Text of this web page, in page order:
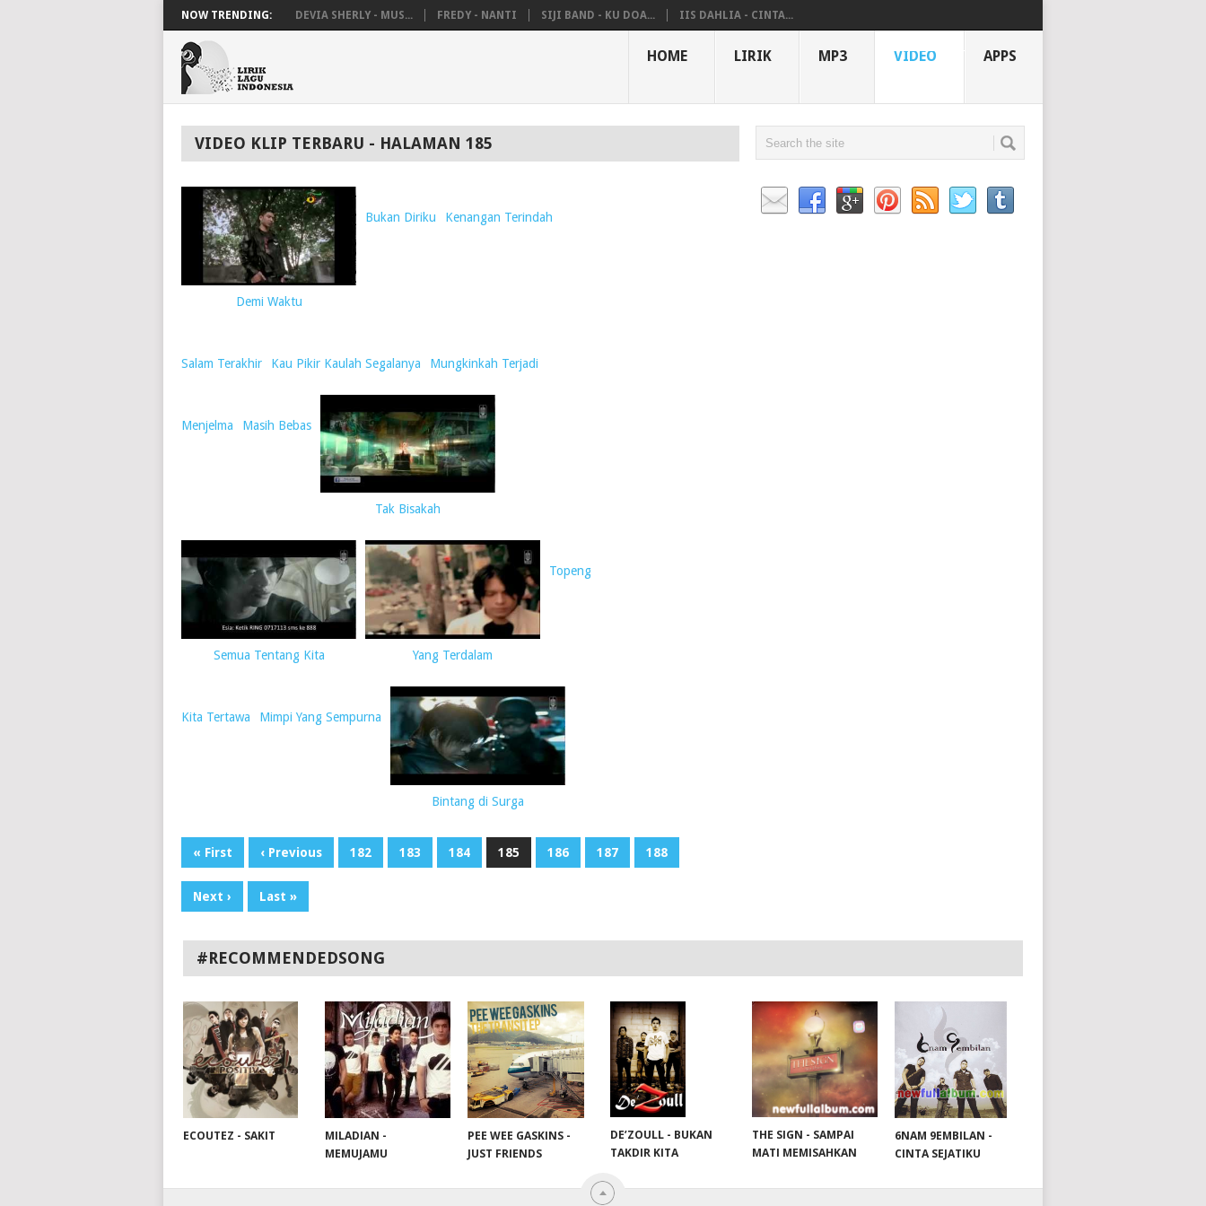
NOW TRENDING: DEVIA SHERLY - MUS... FREDY - NANTI SIJI BAND - KU DOA... IIS DAHLIA - CINTA...
HOME LIRIK MP3 VIDEO APPS
VIDEO KLIP TERBARU - HALAMAN 185
Demi Waktu
Bukan Diriku Kenangan Terindah
Salam Terakhir Kau Pikir Kaulah Segalanya Mungkinkah Terjadi
Menjelma Masih Bebas
Tak Bisakah
Semua Tentang Kita Yang Terdalam
Topeng
Kita Tertawa Mimpi Yang Sempurna
Bintang di Surga
« First ‹ Previous 182 183 184 185 186 187 188
Next › Last »
#RECOMMENDEDSONG
ECOUTEZ - SAKIT
MILADIAN -
MEMUJAMU
PEE WEE GASKINS -
JUST FRIENDS
DE’ZOULL - BUKAN
TAKDIR KITA
THE SIGN - SAMPAI
MATI MEMISAHKAN
6NAM 9EMBILAN -
CINTA SEJATIKU